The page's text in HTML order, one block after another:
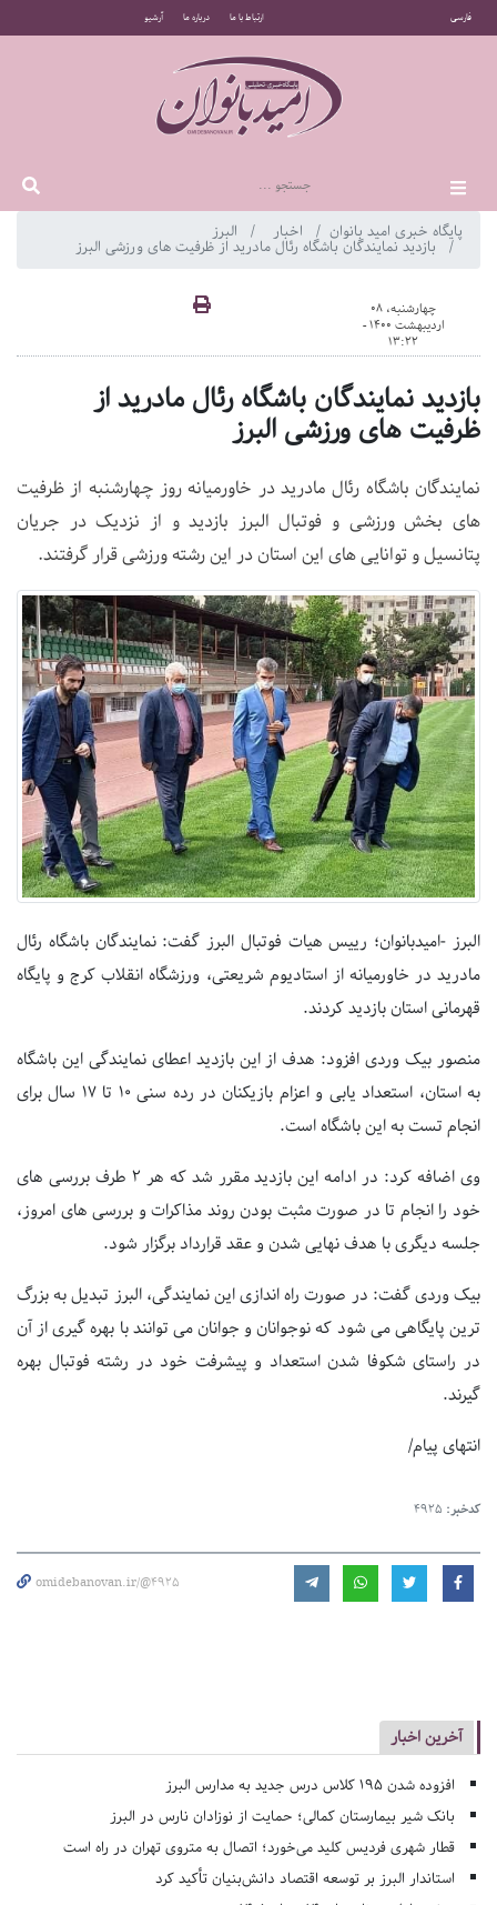
فارسی ارتباط با ما درباره ما آرشیو
پایگاه خبری امید بانوان اخبار البرز
بازدید نمایندگان باشگاه رئال مادرید از ظرفیت های ورزشی البرز
چهارشنبه، 08
اردیبهشت 1400 -
13:22
بازدید نمایندگان باشگاه رئال مادرید از
ظرفیت های ورزشی البرز
نمایندگان باشگاه رئال مادرید در خاورمیانه روز چهارشنبه از ظرفیت
های بخش ورزشی و فوتبال البرز بازدید و از نزدیک در جریان
پتانسیل و توانایی های این استان در این رشته ورزشی قرار گرفتند.
البرز -امیدبانوان؛ رییس هیات فوتبال البرز گفت: نمایندگان باشگاه رئال
مادرید در خاورمیانه از استادیوم شریعتی، ورزشگاه انقلاب کرج و پایگاه
قهرمانی استان بازدید کردند.
منصور بیک وردی افزود: هدف از این بازدید اعطای نمایندگی این باشگاه
به استان، استعداد یابی و اعزام بازیکنان در رده سنی ۱۰ تا ۱۷ سال برای
انجام تست به این باشگاه است.
وی اضافه کرد: در ادامه این بازدید مقرر شد که هر ۲ طرف بررسی های
خود را انجام تا در صورت مثبت بودن روند مذاکرات و بررسی های امروز،
جلسه دیگری با هدف نهایی شدن و عقد قرارداد برگزار شود.
بیک وردی گفت: در صورت راه اندازی این نمایندگی، البرز تبدیل به بزرگ
ترین پایگاهی می شود که نوجوانان و جوانان می توانند با بهره گیری از آن
در راستای شکوفا شدن استعداد و پیشرفت خود در رشته فوتبال بهره
گیرند.
انتهای پیام/
کدخبر: 4925
omidebanovan.ir/@4925
آخرین اخبار
افزوده شدن ۱۹۵ کلاس درس جدید به مدارس البرز
بانک شیر بیمارستان کمالی؛ حمایت از نوزادان نارس در البرز
قطار شهری فردیس کلید می‌خورد؛ اتصال به متروی تهران در راه است
استاندار البرز بر توسعه اقتصاد دانش‌بنیان تأکید کرد